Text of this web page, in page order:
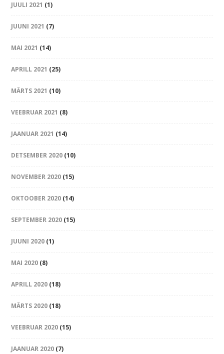
JUULI 2021 (1)
JUUNI 2021 (7)
MAI 2021 (14)
APRILL 2021 (25)
MÄRTS 2021 (10)
VEEBRUAR 2021 (8)
JAANUAR 2021 (14)
DETSEMBER 2020 (10)
NOVEMBER 2020 (15)
OKTOOBER 2020 (14)
SEPTEMBER 2020 (15)
JUUNI 2020 (1)
MAI 2020 (8)
APRILL 2020 (18)
MÄRTS 2020 (18)
VEEBRUAR 2020 (15)
JAANUAR 2020 (7)